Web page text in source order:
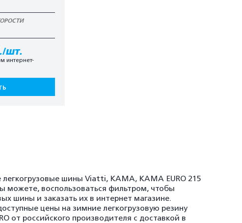
шт.
интернет-
легкогрузовые шины Viatti, KAMA, KAMA EURO 215
можете, воспользоваться фильтром, чтобы
шины и заказать их в интернет магазине.
цены на зимние легкогрузовую резину
от российского производителя с доставкой в